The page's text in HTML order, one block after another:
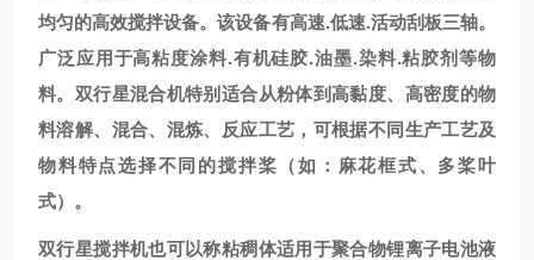
均匀的高效搅拌设备。该设备有高速.低速.活动刮板三轴。
广泛应用于高粘度涂料.有机硅胶.油墨.染料.粘胶剂等物
料。双行星混合机特别适合从粉体到高黏度、高密度的物
料溶解、混合、混炼、反应工艺，可根据不同生产工艺及
物料特点选择不同的搅拌桨（如：麻花框式、多桨叶
式）。
双行星搅拌机也可以称粘稠体适用于聚合物锂离子电池液